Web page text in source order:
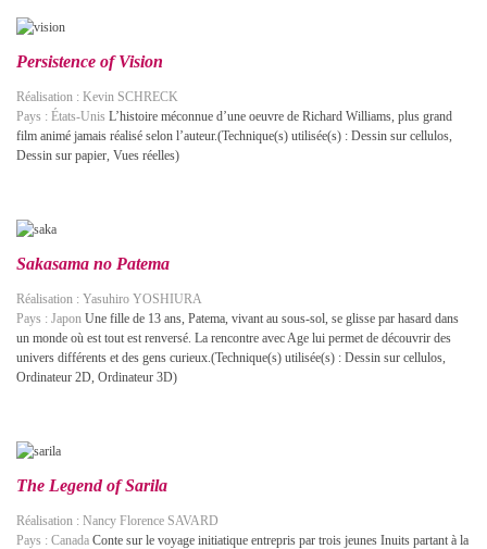
Persistence of Vision
Réalisation : Kevin SCHRECK
Pays : États-Unis L’histoire méconnue d’une oeuvre de Richard Williams, plus grand
film animé jamais réalisé selon l’auteur.(Technique(s) utilisée(s) : Dessin sur cellulos,
Dessin sur papier, Vues réelles)
Sakasama no Patema
Réalisation : Yasuhiro YOSHIURA
Pays : Japon Une fille de 13 ans, Patema, vivant au sous-sol, se glisse par hasard dans
un monde où est tout est renversé. La rencontre avec Age lui permet de découvrir des
univers différents et des gens curieux.(Technique(s) utilisée(s) : Dessin sur cellulos,
Ordinateur 2D, Ordinateur 3D)
The Legend of Sarila
Réalisation : Nancy Florence SAVARD
Pays : Canada Conte sur le voyage initiatique entrepris par trois jeunes Inuits partant à la